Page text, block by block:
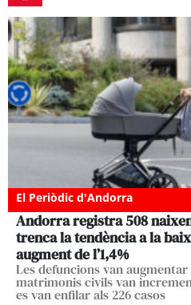
El Periòdic d'Andorra
Andorra registra 508
trenca la tendència a la
augment de l’1,4%
Les defuncions van
matrimonis civils van
es van enfilar als 226 casos